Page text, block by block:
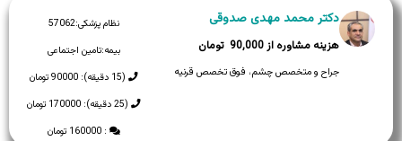
نظام پزشکی:57062
بیمه:تامین اجتماعی
(15 دقیقه): 90000 تومان
(25 دقیقه): 170000 تومان
: 160000 تومان
دکتر محمد مهدی صدوقی
90,000
جراح و متخصص چشم، فوق تخصص قرنیه